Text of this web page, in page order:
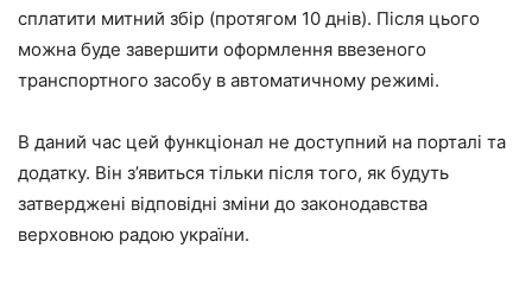
сплатити митний збір (протягом 10 днів). Після цього
можна буде завершити оформлення ввезеного
транспортного засобу в автоматичному режимі.
В даний час цей функціонал не доступний на порталі та
додатку. Він з’явиться тільки після того, як будуть
затверджені відповідні зміни до законодавства
верховною радою україни.